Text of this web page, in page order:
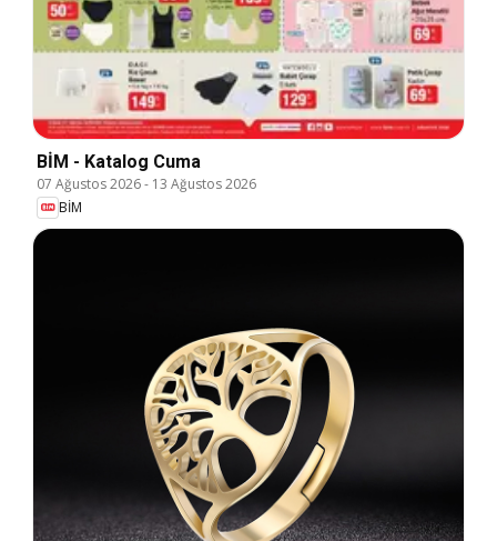
BİM - Katalog Cuma
07 Ağustos 2026- 13 Ağustos 2026
BİM